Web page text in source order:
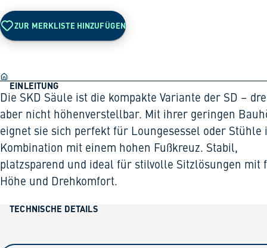
ZUR MERKLISTE HINZUFÜGEN
EINLEITUNG
Die SKD Säule ist die kompakte Variante der SD –
aber nicht höhenverstellbar. Mit ihrer geringen
eignet sie sich perfekt für Loungesessel oder Stühle
Kombination mit einem hohen Fußkreuz. Stabil,
platzsparend und ideal für stilvolle Sitzlösungen mit
Höhe und Drehkomfort.
TECHNISCHE DETAILS